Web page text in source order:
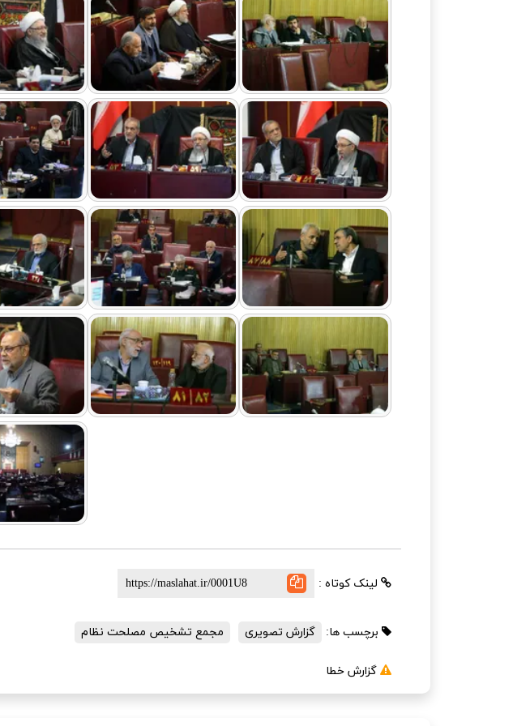
لینک کوتاه :
برچسب ها: گزارش تصویری مجمع تشخیص مصلحت نظام
گزارش خطا